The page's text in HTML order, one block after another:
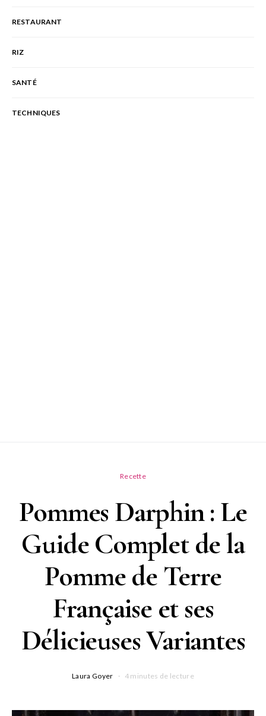
RESTAURANT
RIZ
SANTÉ
TECHNIQUES
Recette
Pommes Darphin : Le
Guide Complet de la
Pomme de Terre
Française et ses
Délicieuses Variantes
Laura Goyer 4 minutes de lecture